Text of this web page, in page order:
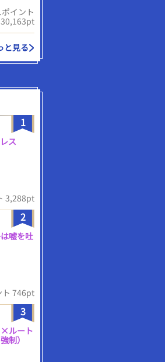
イント
30,163pt
と見る
1
ス
3,288pt
2
嘘を吐
ト 746pt
3
ルート
制）